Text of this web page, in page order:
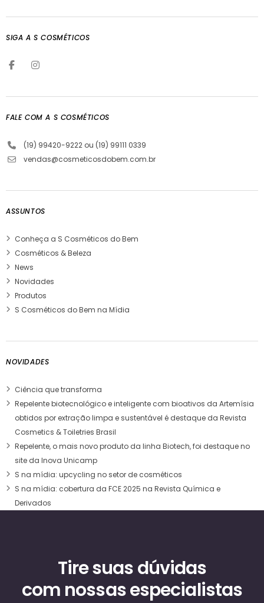
SIGA A S COSMÉTICOS
FALE COM A S COSMÉTICOS
(19) 99420-9222 ou (19) 99111 0339
vendas@cosmeticosdobem.com.br
ASSUNTOS
Conheça a S Cosméticos do Bem
Cosméticos & Beleza
News
Novidades
Produtos
S Cosméticos do Bem na Mídia
NOVIDADES
Ciência que transforma
Repelente biotecnológico e inteligente com bioativos da Artemísia
obtidos por extração limpa e sustentável é destaque da Revista
Cosmetics & Toiletries Brasil
Repelente, o mais novo produto da linha Biotech, foi destaque no
site da Inova Unicamp
S na mídia: upcycling no setor de cosméticos
S na mídia: cobertura da FCE 2025 na Revista Química e
Derivados
Tire suas dúvidas
com nossas especialistas